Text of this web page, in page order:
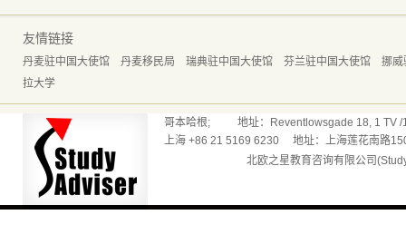
友情链接
丹麦驻中国大使馆 丹麦移民局 瑞典驻中国大使馆 芬兰驻中国大使馆
挪威
拉大学
哥本哈根; 地址：Reventlowsgade 18, 1 TV /
上海 +86 21 5169 6230 地址：上海莲花南路
北欧之星教育咨询有限公司